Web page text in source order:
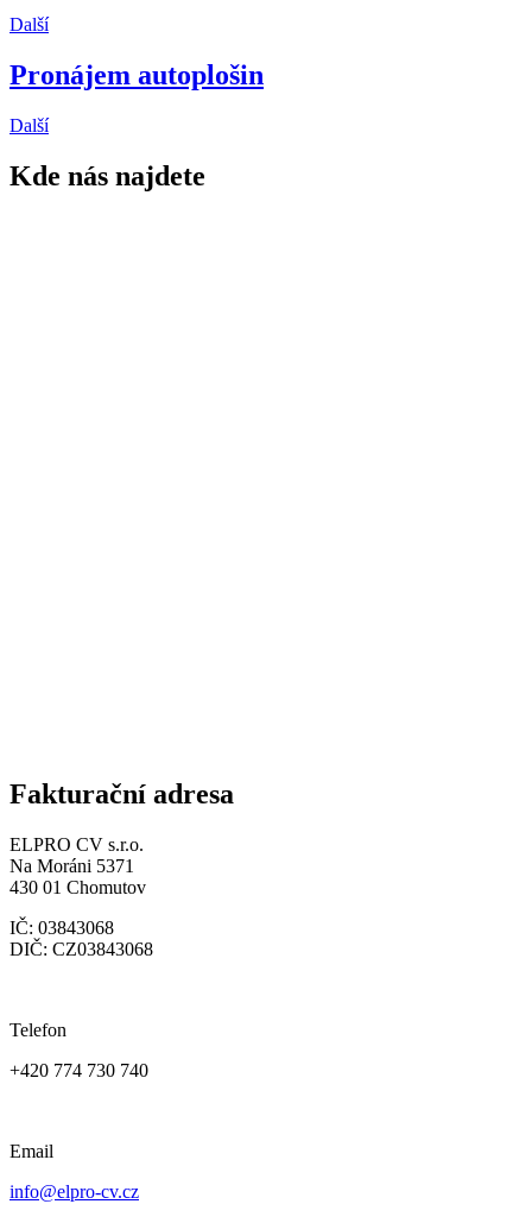
Další
Pronájem autoplošin
Další
Kde nás najdete
Fakturační adresa
ELPRO CV s.r.o.
Na Moráni 5371
430 01 Chomutov
IČ: 03843068
DIČ: CZ03843068
Telefon
+420 774 730 740
Email
info@elpro-cv.cz